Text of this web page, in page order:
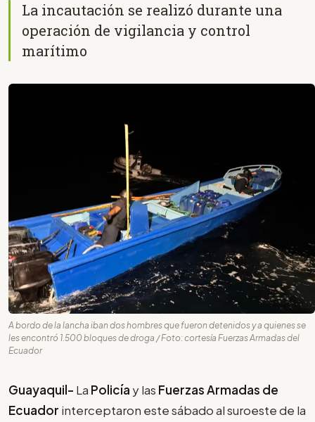
La incautación se realizó durante una
operación de vigilancia y control
marítimo
A bordo de la lancha iban dos hombres que fueron detenidos y a quienes se
les encontró 1.500 bloques de droga / Foto: cortesía Fuerzas Armadas del
Ecuador
Guayaquil- La Policía y las Fuerzas Armadas de
Ecuador interceptaron este sábado al suroeste de la